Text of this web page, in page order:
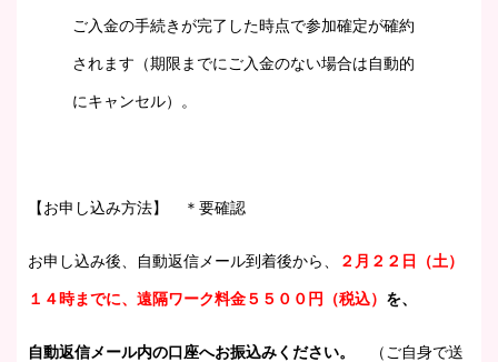
ご入金の手続きが完了した時点で参加確定が確約
されます（期限までにご入金のない場合は自動的
にキャンセル）。
【お申し込み方法】 ＊要確認
お申し込み後、自動返信メール到着後から、 ２月２２日（土）
１４時までに、遠隔ワーク料金５５００円（税込） を、
自動返信メール内の口座へお振込みください。 （ご自身で送